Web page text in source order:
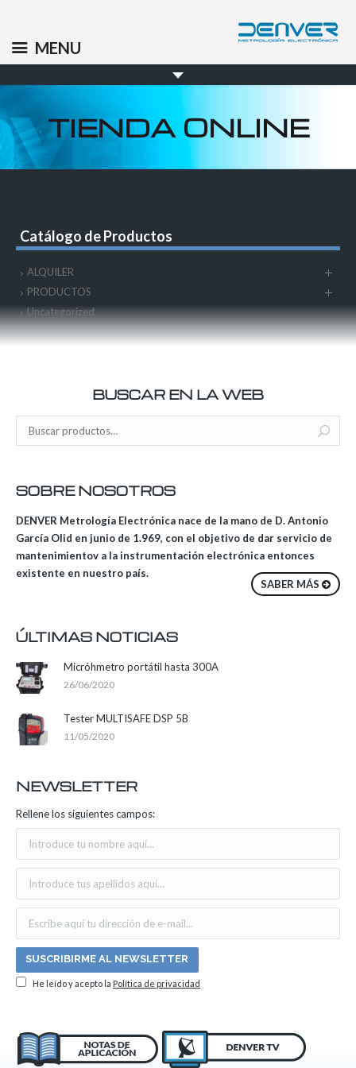
info@denver.es
TIENDA ONLINE
Catálogo de Productos
ALQUILER
PRODUCTOS
Uncategorized
BUSCAR EN LA WEB
SOBRE NOSOTROS
DENVER Metrología Electrónica nace de la mano de D. Antonio
García Olid en junio de 1.969, con el objetivo de dar servicio de
mantenimientov a la instrumentación electrónica entonces
existente en nuestro país.
SABER MÁS
ÚLTIMAS NOTICIAS
Micróhmetro portátil hasta 300A
26/06/2020
Tester MULTISAFE DSP 5B
11/05/2020
NEWSLETTER
Rellene los siguientes campos:
He leído y acepto la Política de privacidad
MENU